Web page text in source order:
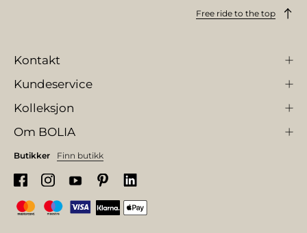
Free ride to the top
Kontakt
Kundeservice
Kolleksjon
Om BOLIA
Butikker Finn butikk